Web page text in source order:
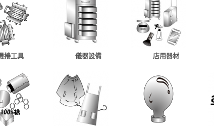
捲工具 儀器設備 店用器材